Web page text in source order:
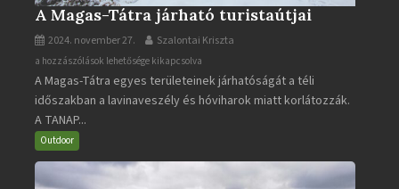
A Magas-Tátra járható turistaútjai
2024. november 27. Szalontai Kriszta
A
Magas-
Tátra
járható
turistaútjai
a hozzászólások lehetősége kikapcsolva
A Magas-Tátra egyes területeinek járhatóságát a téli
időszakban a lavinaveszély és hóviharok miatt korlátozzák.
A TANAP...
Outdoor